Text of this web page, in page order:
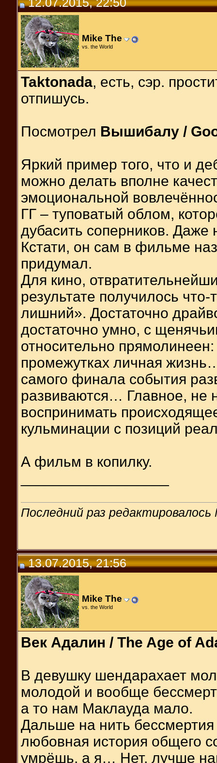
Mike The
vs. the World
Taktonada, есть, сэр.
отпишусь.
Посмотрел Вышибалу /
Яркий пример того, что и
можно делать вполне
эмоциональной
ГГ – туповатый облом,
дубасить соперников.
Кстати, он сам в фильме
придумал.
Для кино,
результате получилось
лишний». Достаточно
достаточно умно, с
относительно
промежутках личная
самого финала события
развиваются… Главное, не
воспринимать
кульминации с позиций
А фильм в копилку.
Последний раз
13.07.2015, 21:56
Mike The
vs. the World
Век Адалин / The Age of
В девушку шендарахает
молодой и вообще
а то нам Маклауда мало.
Дальше на нить
любовная история общего
умрёшь, а я… Нет, лучше